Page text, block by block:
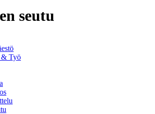
seutu
& Työ